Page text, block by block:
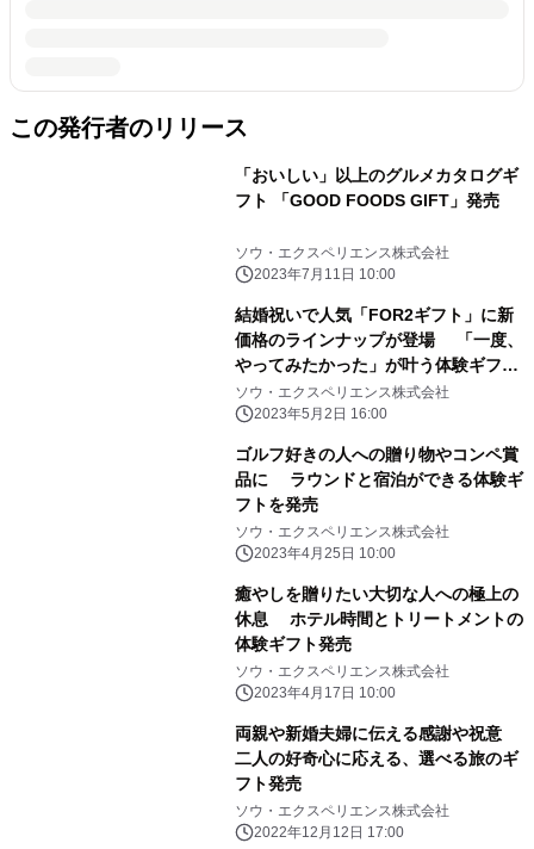
この発行者のリリース
「おいしい」以上のグルメカタログギ
フト 「GOOD FOODS GIFT」発売
ソウ・エクスペリエンス株式会社
2023年7月11日 10:00
結婚祝いで人気「FOR2ギフト」に新
価格のラインナップが登場 「一度、
やってみたかった」が叶う体験ギフト
を発売
ソウ・エクスペリエンス株式会社
2023年5月2日 16:00
ゴルフ好きの人への贈り物やコンペ賞
品に ラウンドと宿泊ができる体験ギ
フトを発売
ソウ・エクスペリエンス株式会社
2023年4月25日 10:00
癒やしを贈りたい大切な人への極上の
休息 ホテル時間とトリートメントの
体験ギフト発売
ソウ・エクスペリエンス株式会社
2023年4月17日 10:00
両親や新婚夫婦に伝える感謝や祝意
二人の好奇心に応える、選べる旅のギ
フト発売
ソウ・エクスペリエンス株式会社
2022年12月12日 17:00